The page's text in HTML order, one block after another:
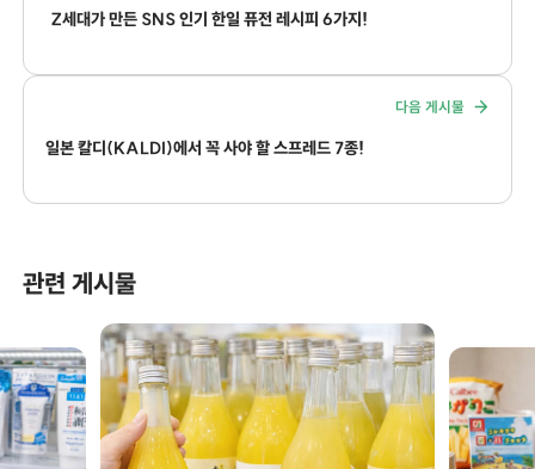
Z세대가 만든 SNS 인기 한일 퓨전 레시피 6가지!
다음 게시물
일본 칼디(KALDI)에서 꼭 사야 할 스프레드 7종!
관련 게시물